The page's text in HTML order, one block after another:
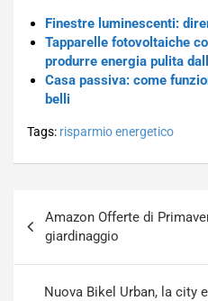
Finestre luminescenti:
Tapparelle fotovoltaiche
produrre energia pulita
Casa passiva: come
belli
Tags: risparmio energetico
articoli
Amazon Offerte di
giardinaggio
Nuova Bikel Urban, la city